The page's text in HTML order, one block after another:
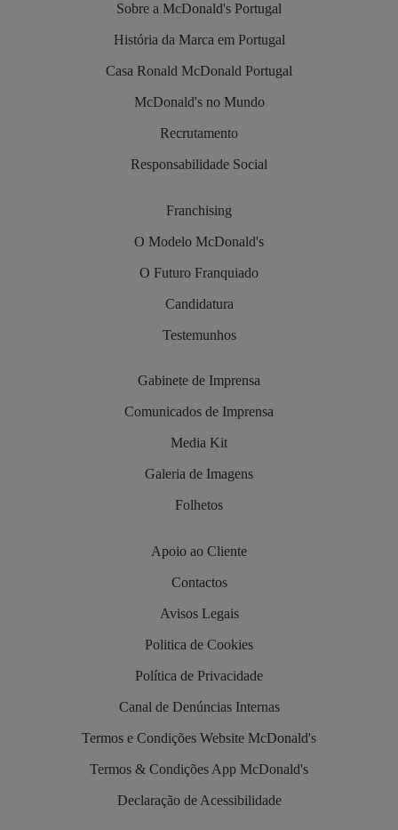
Sobre a McDonald's Portugal
História da Marca em Portugal
Casa Ronald McDonald Portugal
McDonald's no Mundo
Recrutamento
Responsabilidade Social
Franchising
O Modelo McDonald's
O Futuro Franquiado
Candidatura
Testemunhos
Gabinete de Imprensa
Comunicados de Imprensa
Media Kit
Galeria de Imagens
Folhetos
Apoio ao Cliente
Contactos
Avisos Legais
Politica de Cookies
Política de Privacidade
Canal de Denúncias Internas
Termos e Condições Website McDonald's
Termos & Condições App McDonald's
Declaração de Acessibilidade